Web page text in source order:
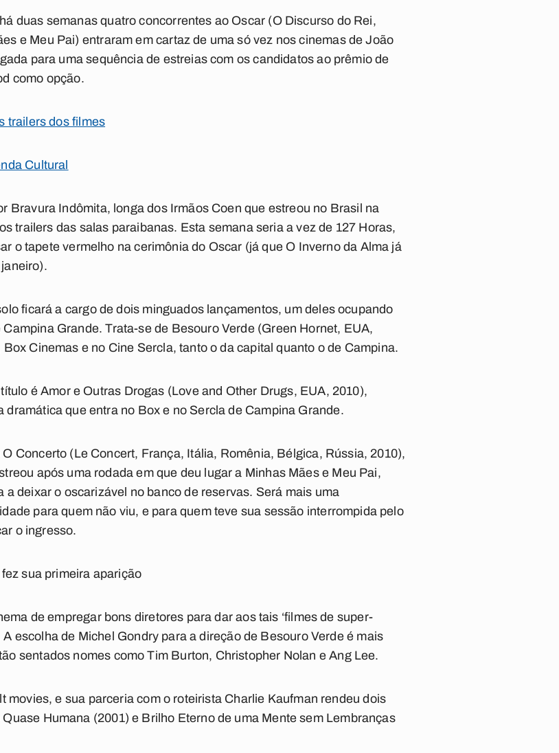
duas semanas quatro concorrentes ao Oscar (O Discurso do Rei,
e Meu Pai) entraram em cartaz de uma só vez nos cinemas de João
para uma sequência de estreias com os candidatos ao prêmio de
como opção.
trailers dos filmes
Cultural
Bravura Indômita, longa dos Irmãos Coen que estreou no Brasil na
trailers das salas paraibanas. Esta semana seria a vez de 127 Horas,
o tapete vermelho na cerimônia do Oscar (já que O Inverno da Alma já
ficará a cargo de dois minguados lançamentos, um deles ocupando
Grande. Trata-se de Besouro Verde (Green Hornet, EUA,
Cinemas e no Cine Sercla, tanto o da capital quanto o de Campina.
é Amor e Outras Drogas (Love and Other Drugs, EUA, 2010),
dramática que entra no Box e no Sercla de Campina Grande.
O Concerto (Le Concert, França, Itália, Romênia, Bélgica, Rússia, 2010),
após uma rodada em que deu lugar a Minhas Mães e Meu Pai,
a deixar o oscarizável no banco de reservas. Será mais uma
para quem não viu, e para quem teve sua sessão interrompida pelo
o ingresso.
sua primeira aparição
de empregar bons diretores para dar aos tais ‘filmes de super-
escolha de Michel Gondry para a direção de Besouro Verde é mais
sentados nomes como Tim Burton, Christopher Nolan e Ang Lee.
movies, e sua parceria com o roteirista Charlie Kaufman rendeu dois
Humana (2001) e Brilho Eterno de uma Mente sem Lembranças